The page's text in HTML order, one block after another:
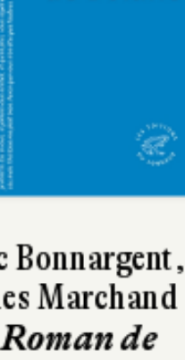
Bosch
à